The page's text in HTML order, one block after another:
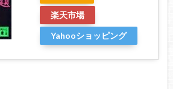
楽天市場
Yahooショッピング